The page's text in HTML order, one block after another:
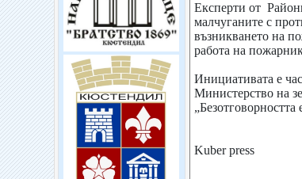
Експерти от
малчуганите с
възникването на
работа на
Инициативата е
Министерство на
„Безотговорността
Kuber press